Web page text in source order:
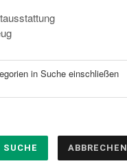
in Suche einschließen
SUCHE ABBRECHEN